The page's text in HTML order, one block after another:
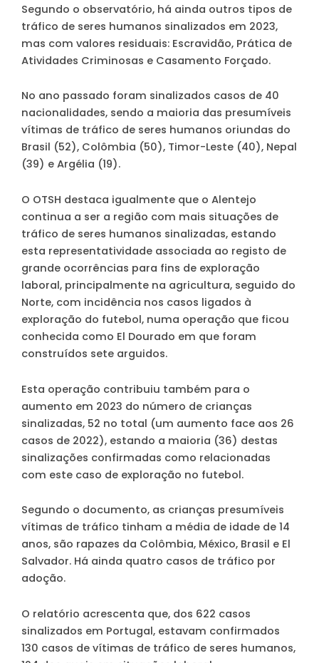
Segundo o observatório, há ainda outros tipos de
tráfico de seres humanos sinalizados em 2023,
mas com valores residuais: Escravidão, Prática de
Atividades Criminosas e Casamento Forçado.
No ano passado foram sinalizados casos de 40
nacionalidades, sendo a maioria das presumíveis
vítimas de tráfico de seres humanos oriundas do
Brasil (52), Colômbia (50), Timor-Leste (40), Nepal
(39) e Argélia (19).
O OTSH destaca igualmente que o Alentejo
continua a ser a região com mais situações de
tráfico de seres humanos sinalizadas, estando
esta representatividade associada ao registo de
grande ocorrências para fins de exploração
laboral, principalmente na agricultura, seguido do
Norte, com incidência nos casos ligados à
exploração do futebol, numa operação que ficou
conhecida como El Dourado em que foram
construídos sete arguidos.
Esta operação contribuiu também para o
aumento em 2023 do número de crianças
sinalizadas, 52 no total (um aumento face aos 26
casos de 2022), estando a maioria (36) destas
sinalizações confirmadas como relacionadas
com este caso de exploração no futebol.
Segundo o documento, as crianças presumíveis
vítimas de tráfico tinham a média de idade de 14
anos, são rapazes da Colômbia, México, Brasil e El
Salvador. Há ainda quatro casos de tráfico por
adoção.
O relatório acrescenta que, dos 622 casos
sinalizados em Portugal, estavam confirmados
130 casos de vítimas de tráfico de seres humanos,